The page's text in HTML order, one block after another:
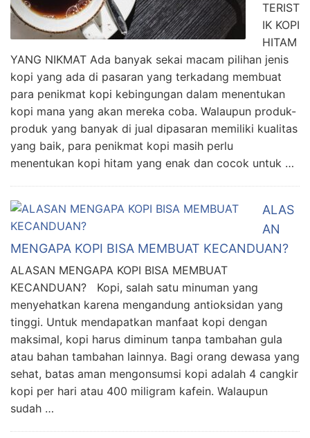
TERIST
IK KOPI
HITAM
YANG NIKMAT Ada banyak sekai macam pilihan jenis
kopi yang ada di pasaran yang terkadang membuat
para penikmat kopi kebingungan dalam menentukan
kopi mana yang akan mereka coba. Walaupun produk-
produk yang banyak di jual dipasaran memiliki kualitas
yang baik, para penikmat kopi masih perlu
menentukan kopi hitam yang enak dan cocok untuk …
ALAS
AN
MENGAPA KOPI BISA MEMBUAT KECANDUAN?
ALASAN MENGAPA KOPI BISA MEMBUAT
KECANDUAN? Kopi, salah satu minuman yang
menyehatkan karena mengandung antioksidan yang
tinggi. Untuk mendapatkan manfaat kopi dengan
maksimal, kopi harus diminum tanpa tambahan gula
atau bahan tambahan lainnya. Bagi orang dewasa yang
sehat, batas aman mengonsumsi kopi adalah 4 cangkir
kopi per hari atau 400 miligram kafein. Walaupun
sudah …